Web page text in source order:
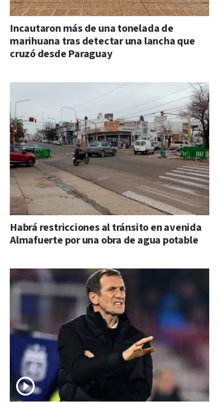
Incautaron más de una tonelada de
marihuana tras detectar una lancha que
cruzó desde Paraguay
Habrá restricciones al tránsito en avenida
Almafuerte por una obra de agua potable